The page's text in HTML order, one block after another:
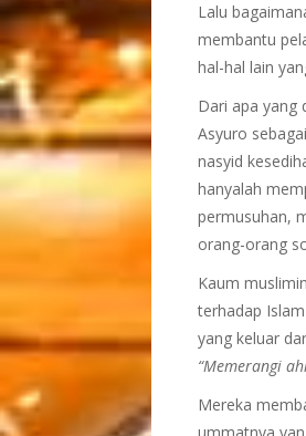
Lalu
membantu
hal-hal lain
Dari apa yang
Asyuro
nasyid
hanyalah
permusuhan,
orang-orang
Kaum
terhadap
yang keluar
“Memerangi
Mereka